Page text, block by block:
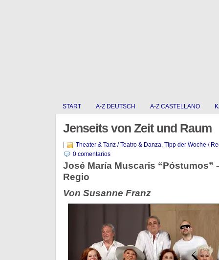
START A-Z DEUTSCH A-Z CASTELLANO
Jenseits von Zeit und Raum
Theater & Tanz / Teatro & Danza, Tipp der Woche /
0 comentarios
José María Muscaris “Póstumos”
Regio
Von Susanne Franz